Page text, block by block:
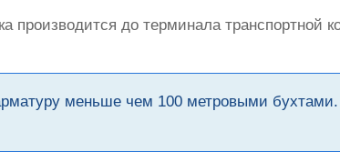
производится до терминала транспортной
меньше чем 100 метровыми